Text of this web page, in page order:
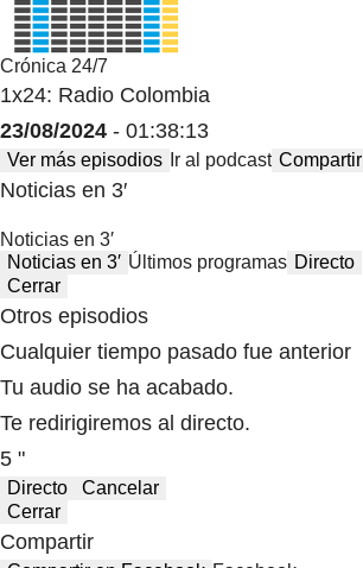
Crónica 24/7
1x24: Radio Colombia
23/08/2024 - 01:38:13
Ver más episodios Ir al podcast Compartir
Noticias en 3′
Noticias en 3′
Noticias en 3′ Últimos programas Directo
Cerrar
Otros episodios
Cualquier tiempo pasado fue anterior
Tu audio se ha acabado.
Te redirigiremos al directo.
5 "
Directo
Cancelar
Cerrar
Compartir